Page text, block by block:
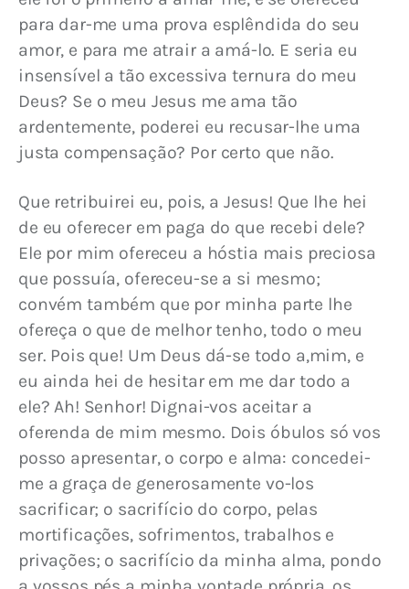
para dar-me uma prova esplêndida do seu
amor, e para me atrair a amá-lo. E seria eu
insensível a tão excessiva ternura do meu
Deus? Se o meu Jesus me ama tão
ardentemente, poderei eu recusar-lhe uma
justa compensação? Por certo que não.
Que retribuirei eu, pois, a Jesus! Que lhe hei
de eu oferecer em paga do que recebi dele?
Ele por mim ofereceu a hóstia mais preciosa
que possuía, ofereceu-se a si mesmo;
convém também que por minha parte lhe
ofereça o que de melhor tenho, todo o meu
ser. Pois que! Um Deus dá-se todo a,mim, e
eu ainda hei de hesitar em me dar todo a
ele? Ah! Senhor! Dignai-vos aceitar a
oferenda de mim mesmo. Dois óbulos só vos
posso apresentar, o corpo e alma: concedei-
me a graça de generosamente vo-los
sacrificar; o sacrifício do corpo, pelas
mortificações, sofrimentos, trabalhos e
privações; o sacrifício da minha alma, pondo